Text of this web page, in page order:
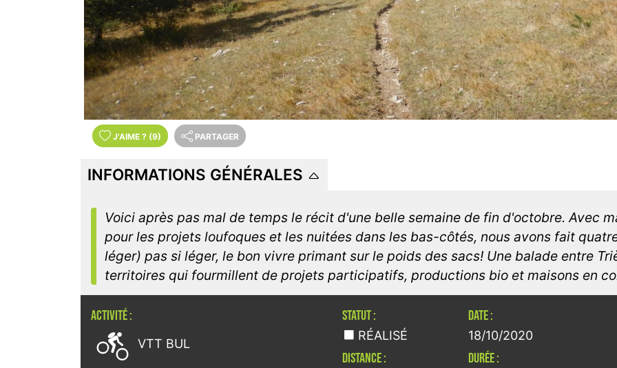
J'AIME ? (9) PARTAGER
INFORMATIONS GÉNÉRALES
Voici après pas mal de temps le récit d'une belle semaine de fin d'octobre. Avec
pour les projets loufoques et les nuitées dans les bas-côtés, nous avons fait
léger) pas si léger, le bon vivre primant sur le poids des sacs! Une balade entre
territoires qui fourmillent de projets participatifs, productions bio et maisons en
ACTIVITÉ :
 VTT BUL
STATUT :
RÉALISÉ
DISTANCE :
DATE :
18/10/2020
DURÉE :